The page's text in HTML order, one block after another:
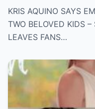
SH0CKING
HEARTBROKEN!
KRIS AQUINO SAYS
TWO BELOVED KIDS
LEAVES FANS…